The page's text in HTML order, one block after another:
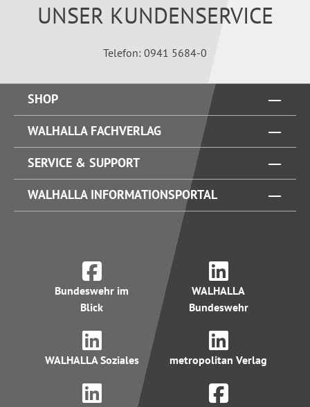
UNSER KUNDENSERVICE
Telefon: 0941 5684-0
SHOP
WALHALLA FACHVERLAG
SERVICE & SUPPORT
WALHALLA INFORMATIONSPORTAL
Bundeswehr im
Blick
WALHALLA
Bundeswehr
WALHALLA Soziales metropolitan Verlag